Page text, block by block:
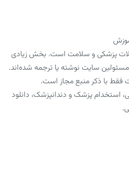
پزشکی و سلامت است. بخش زیادی
سایت نوشته یا ترجمه شده‌اند.
فقط با ذکر منبع مجاز است.
استخدام پزشک و دندانپزشک، دانلود